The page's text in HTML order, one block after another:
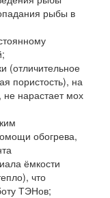
рыбы в
(отличительное
пористость), на
не нарастает мох
обогрева,
ёмкости
что
ТЭНов;